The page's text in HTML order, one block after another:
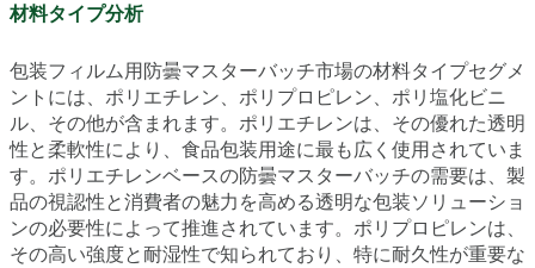
材料タイプ分析
包装フィルム用防曇マスターバッチ市場の材料タイプセグメ
ントには、ポリエチレン、ポリプロピレン、ポリ塩化ビニ
ル、その他が含まれます。ポリエチレンは、その優れた透明
性と柔軟性により、食品包装用途に最も広く使用されていま
す。ポリエチレンベースの防曇マスターバッチの需要は、製
品の視認性と消費者の魅力を高める透明な包装ソリューショ
ンの必要性によって推進されています。ポリプロピレンは、
その高い強度と耐湿性で知られており、特に耐久性が重要な